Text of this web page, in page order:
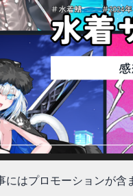
はプロモーションが含